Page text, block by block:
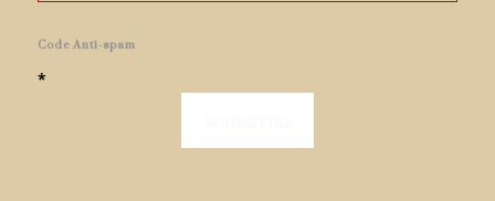
Code Anti-spam
*